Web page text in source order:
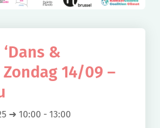
&
Zondag 14/09 –
➜ 10:00 - 13:00